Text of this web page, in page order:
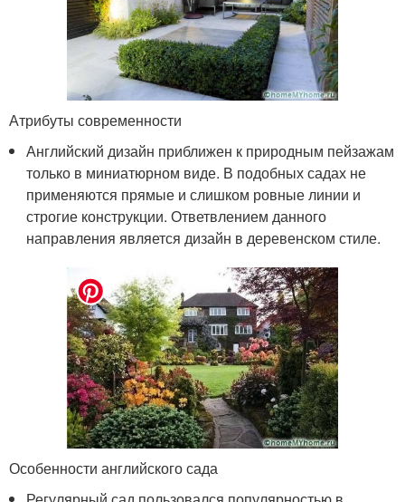
Атрибуты современности
Английский дизайн приближен к природным пейзажам
только в миниатюрном виде. В подобных садах не
применяются прямые и слишком ровные линии и
строгие конструкции. Ответвлением данного
направления является дизайн в деревенском стиле.
Особенности английского сада